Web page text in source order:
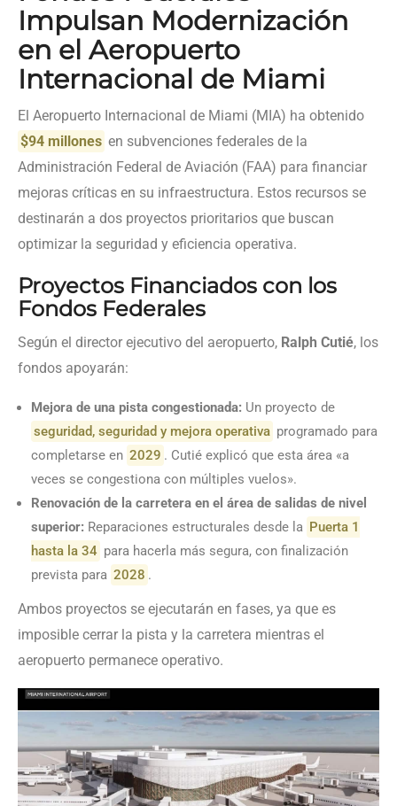
Impulsan Modernización
en el Aeropuerto
Internacional de Miami
El Aeropuerto Internacional de Miami (MIA) ha obtenido
$94 millones en subvenciones federales de la
Administración Federal de Aviación (FAA) para financiar
mejoras críticas en su infraestructura. Estos recursos se
destinarán a dos proyectos prioritarios que buscan
optimizar la seguridad y eficiencia operativa.
Proyectos Financiados con los
Fondos Federales
Según el director ejecutivo del aeropuerto, Ralph Cutié, los
fondos apoyarán:
Mejora de una pista congestionada: Un proyecto de
seguridad, seguridad y mejora operativa programado para
completarse en 2029 . Cutié explicó que esta área «a
veces se congestiona con múltiples vuelos».
Renovación de la carretera en el área de salidas de nivel
superior: Reparaciones estructurales desde la Puerta 1
hasta la 34 para hacerla más segura, con finalización
prevista para 2028 .
Ambos proyectos se ejecutarán en fases, ya que es
imposible cerrar la pista y la carretera mientras el
aeropuerto permanece operativo.